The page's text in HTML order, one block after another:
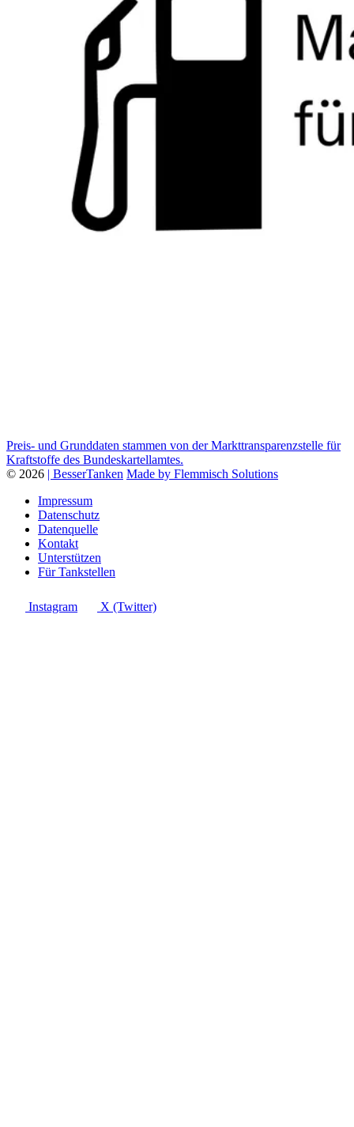
Preis- und Grunddaten stammen von der Markttransparenzstelle für
Kraftstoffe des Bundeskartellamtes.
© 2026 | BesserTanken Made by Flemmisch Solutions
Impressum
Datenschutz
Datenquelle
Kontakt
Unterstützen
Für Tankstellen
Instagram X (Twitter)